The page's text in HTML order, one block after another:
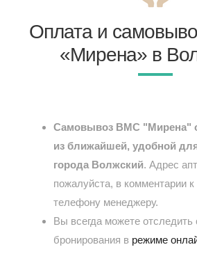
Оплата и
«Мирена» в
Самовывоз ВМС "Мирена"
из ближайшей, удобной
города Волжский. Адрес
пожалуйста, в комментарии к
телефону менеджеру.
Вы всегда можете отследить
бронирования в режиме